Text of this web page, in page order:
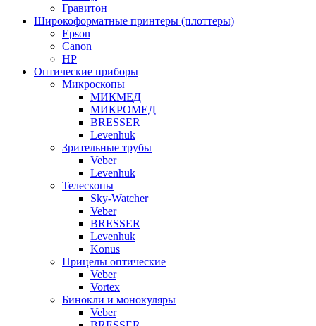
Гравитон
Широкоформатные принтеры (плоттеры)
Epson
Canon
HP
Оптические приборы
Микроскопы
МИКМЕД
МИКРОМЕД
BRESSER
Levenhuk
Зрительные трубы
Veber
Levenhuk
Телескопы
Sky-Watcher
Veber
BRESSER
Levenhuk
Konus
Прицелы оптические
Veber
Vortex
Бинокли и монокуляры
Veber